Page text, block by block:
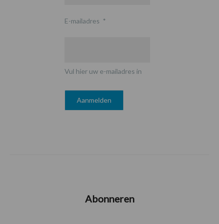
E-mailadres *
Vul hier uw e-mailadres in
Abonneren